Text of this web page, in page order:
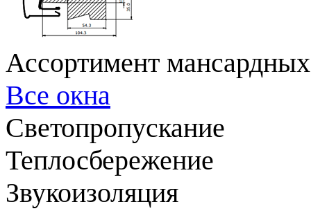
Ассортимент
Все окна
Светопропускание
Теплосбережение
Звукоизоляция